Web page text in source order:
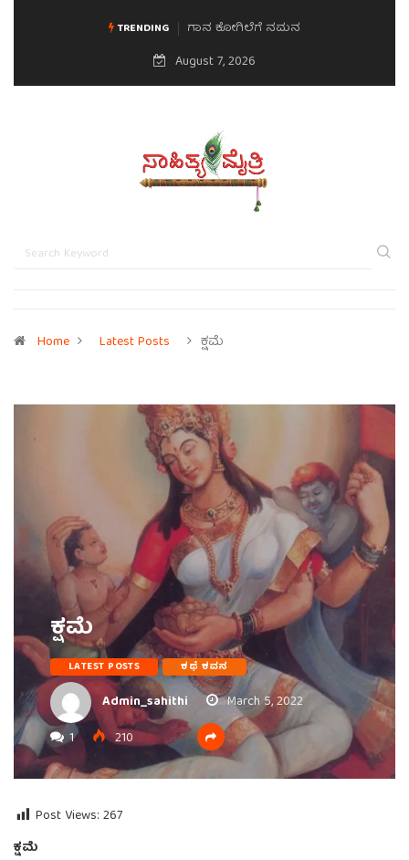
TRENDINGಗಾನ ಕೋಗಿಲೆಗೆ ನಮನ ಮನಸಿನ ಸವಿಭಾವ
August 7, 2026
Home Latest Posts ಕ್ಷಮೆ
ಕ್ಷಮೆ
LATEST POSTS ಕಥೆ ಕವನ
Admin_sahithi
March 5, 2022
1
210
Post Views: 267
ಕ್ಷಮೆ